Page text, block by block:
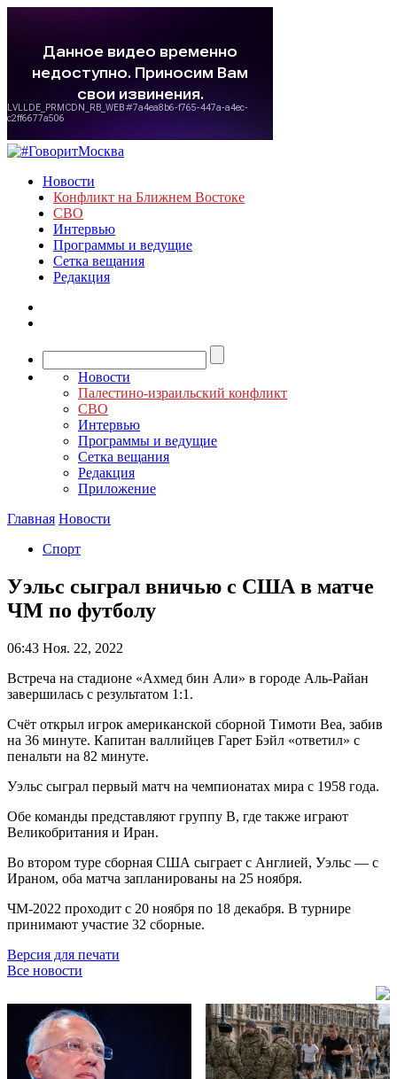
Новости
Конфликт на Ближнем Востоке
СВО
Интервью
Программы и ведущие
Сетка вещания
Редакция
Новости
Палестино-израильский конфликт
СВО
Интервью
Программы и ведущие
Сетка вещания
Редакция
Приложение
Главная Новости
Спорт
Уэльс сыграл вничью с США в матче
ЧМ по футболу
06:43 Ноя. 22, 2022
Встреча на стадионе «Ахмед бин Али» в городе Аль-Райан
завершилась с результатом 1:1.
Счёт открыл игрок американской сборной Тимоти Веа, забив
на 36 минуте. Капитан валлийцев Гарет Бэйл «ответил» с
пенальти на 82 минуте.
Уэльс сыграл первый матч на чемпионатах мира с 1958 года.
Обе команды представляют группу B, где также играют
Великобритания и Иран.
Во втором туре сборная США сыграет с Англией, Уэльс — с
Ираном, оба матча запланированы на 25 ноября.
ЧМ-2022 проходит с 20 ноября по 18 декабря. В турнире
принимают участие 32 сборные.
Версия для печати
Все новости